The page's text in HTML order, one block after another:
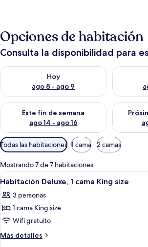
Opciones de habitación
Consulta la disponibilidad para
Hoy
ago 8 - ago 9
Consulta la disponibilidad para hoy ago 8
Consulta
Este fin de semana
ago 14 - ago 16
Consulta la disponibilidad para este fin
Consulta
Filtros
disponibles
para
las
habitaciones
Todas las habitaciones 1 cama 2 camas
Mostrando 7 de 7 habitaciones
Abrir
todas
las
fotos
de
Habitación
Una
6
Habitación Deluxe, 1 cama King size
3 personas
1 cama King size
Wifi gratuito
Más detalles
Más